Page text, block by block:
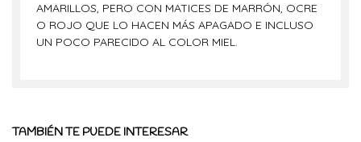
AMARILLOS, PERO CON MATICES DE MARRÓN, OCRE
O ROJO QUE LO HACEN MÁS APAGADO E INCLUSO
UN POCO PARECIDO AL COLOR MIEL.
TAMBIÉN TE PUEDE INTERESAR